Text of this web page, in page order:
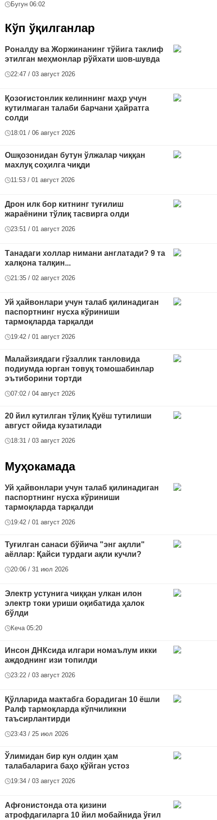
Бугун 06:02
Кўп ўқилганлар
Роналду ва Жоржинанинг тўйига таклиф
этилган меҳмонлар рўйхати шов-шувда
22:47 / 03 август 2026
Қозоғистонлик келиннинг маҳр учун
кутилмаган талаби барчани ҳайратга
солди
18:01 / 06 август 2026
Ошқозонидан бутун ўлжалар чиққан
махлуқ соҳилга чиқди
11:53 / 01 август 2026
Дрон илк бор китнинг туғилиш
жараёнини тўлиқ тасвирга олди
23:51 / 01 август 2026
Танадаги холлар нимани англатади? 9 та
халқона талқин...
21:35 / 02 август 2026
Уй ҳайвонлари учун талаб қилинадиган
паспортнинг нусха кўриниши
тармоқларда тарқалди
19:42 / 01 август 2026
Малайзиядаги гўзаллик танловида
подиумда юрган товуқ томошабинлар
эътиборини тортди
07:02 / 04 август 2026
20 йил кутилган тўлиқ Қуёш тутилиши
август ойида кузатилади
18:31 / 03 август 2026
Муҳокамада
Уй ҳайвонлари учун талаб қилинадиган
паспортнинг нусха кўриниши
тармоқларда тарқалди
19:42 / 01 август 2026
Туғилган санаси бўйича "энг ақлли"
аёллар: Қайси турдаги ақли кучли?
20:06 / 31 июл 2026
Электр устунига чиққан улкан илон
электр токи уриши оқибатида ҳалок
бўлди
Кеча 05:20
Инсон ДНКсида илгари номаълум икки
аждоднинг изи топилди
23:22 / 03 август 2026
Қўлларида мактабга борадиган 10 ёшли
Ралф тармоқларда кўпчиликни
таъсирлантирди
23:43 / 25 июл 2026
Ўлимидан бир кун олдин ҳам
талабаларига баҳо қўйган устоз
19:34 / 03 август 2026
Афғонистонда ота қизини
атрофдагиларга 10 йил мобайнида ўғил